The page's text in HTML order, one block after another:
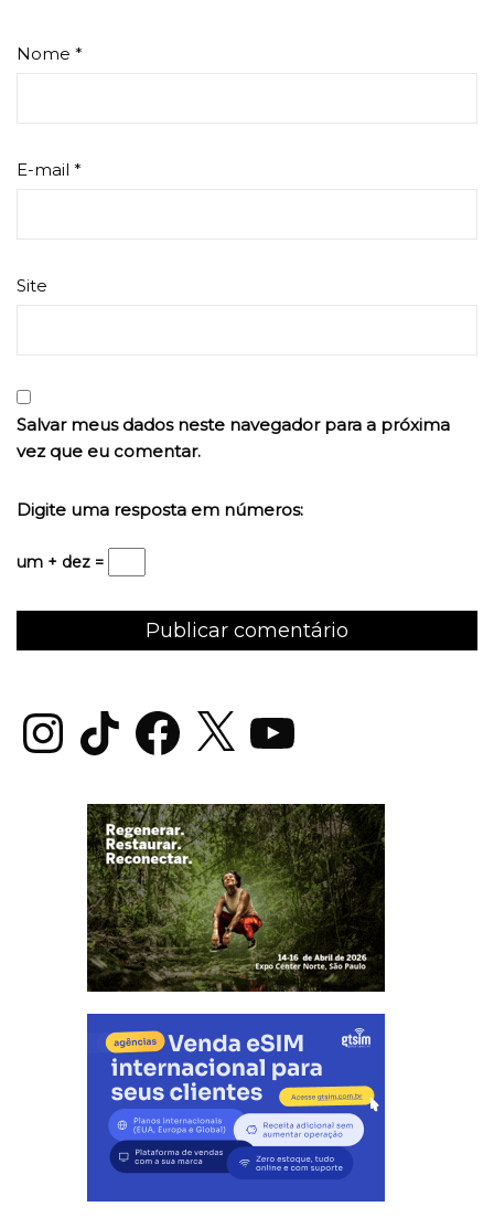
Nome *
E-mail *
Site
Salvar meus dados neste navegador para a próxima
vez que eu comentar.
Digite uma resposta em números:
um + dez =
InstagramTikTok Facebook
X YouTube